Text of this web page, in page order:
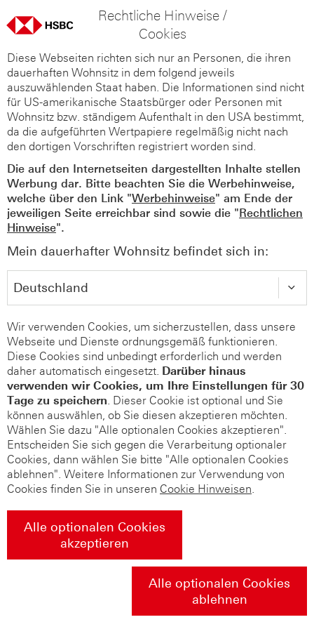
Rechtliche Hinweise /
Cookies
Diese Webseiten richten sich nur an Personen, die ihren
dauerhaften Wohnsitz in dem folgend jeweils
auszuwählenden Staat haben. Die Informationen sind nicht
für US-amerikanische Staatsbürger oder Personen mit
Wohnsitz bzw. ständigem Aufenthalt in den USA bestimmt,
da die aufgeführten Wertpapiere regelmäßig nicht nach
den dortigen Vorschriften registriert worden sind.
Die auf den Internetseiten dargestellten Inhalte stellen
Werbung dar. Bitte beachten Sie die Werbehinweise,
welche über den Link "Werbehinweise" am Ende der
jeweiligen Seite erreichbar sind sowie die "Rechtlichen
Hinweise".
Mein dauerhafter Wohnsitz befindet sich in:
Wir verwenden Cookies, um sicherzustellen, dass unsere
Webseite und Dienste ordnungsgemäß funktionieren.
Diese Cookies sind unbedingt erforderlich und werden
daher automatisch eingesetzt. Darüber hinaus
verwenden wir Cookies, um Ihre Einstellungen für 30
Tage zu speichern. Dieser Cookie ist optional und Sie
können auswählen, ob Sie diesen akzeptieren möchten.
Wählen Sie dazu "Alle optionalen Cookies akzeptieren".
Entscheiden Sie sich gegen die Verarbeitung optionaler
Cookies, dann wählen Sie bitte "Alle optionalen Cookies
ablehnen". Weitere Informationen zur Verwendung von
Cookies finden Sie in unseren Cookie Hinweisen.
Alle optionalen Cookies
akzeptieren
Alle optionalen Cookies
ablehnen